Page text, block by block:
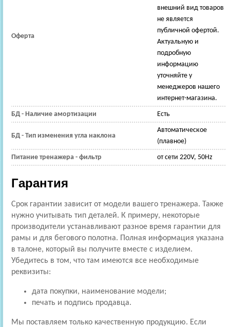
Оферта
внешний вид товаров
не является
публичной офертой.
Актуальную и
подробную
информацию
уточняйте у
менеджеров нашего
интернет-магазина.
БД - Наличие амортизации Есть
БД - Тип изменения угла наклона
Автоматическое
(плавное)
Питание тренажера - фильтр от сети 220V, 50Hz
Гарантия
Срок гарантии зависит от модели вашего тренажера. Также
нужно учитывать тип деталей. К примеру, некоторые
производители устанавливают разное время гарантии для
рамы и для бегового полотна. Полная информация указана
в талоне, который вы получите вместе с изделием.
Убедитесь в том, что там имеются все необходимые
реквизиты:
дата покупки, наименование модели;
печать и подпись продавца.
Мы поставляем только качественную продукцию. Если